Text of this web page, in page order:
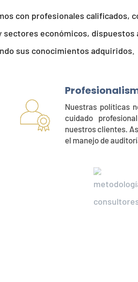
calificados, con
económicos, dispuestos a
adquiridos.
políticas nos exigen en todo
profesional al momento de
clientes. Así como integridad y
manejo de auditoría.
Nuestra metodología es flexible, de
ajuste a las necesidades específicas
Asignamos el personal
de una manera efectiva y